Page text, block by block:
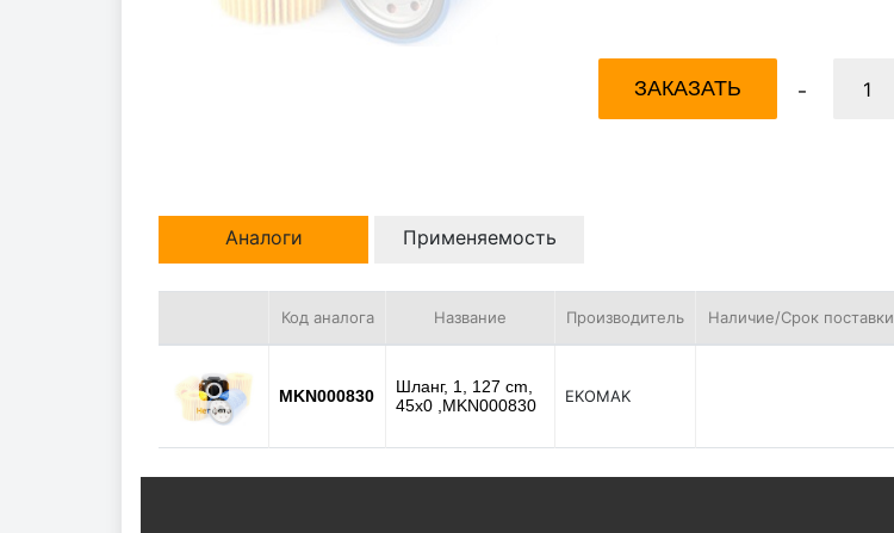
ЗАКАЗАТЬ -
Аналоги Применяемость
Код аналога Название Производитель Наличие/Срок поставки
MKN000830
Шланг, 1, 127 cm,
45x0 ,MKN000830
EKOMAK